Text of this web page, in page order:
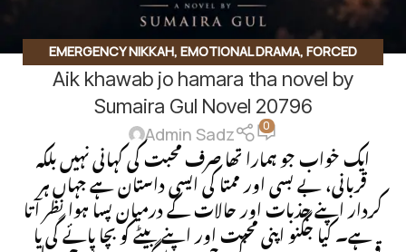
EMERGENCY NIKKAH, EMOTIONAL DRAMA, FORCED
MARRIAGE BASED,SECOND MARRIAGE BASED,SOCIAL
ISSUES BASED, SOCIAL ROMANTIC NOVEL
UNCATEGORIZED
Aik khawab jo hamara tha novel by
Sumaira Gul Novel 20796
Admin Sadz 0
ایک خواب جو ہمارا تھا صرف محبت کی کہانی نہیں بلکہ
قربانی، بے بسی اور ممتا کی ایسی داستان ہے جہاں ہر
کردار اپنے جذبات اور حالات کے درمیان پسا ہوا نظر آتا
ہے۔ کیا جگنو اپنی محبت اور اپنے بیٹے کو بچا پائے گی یا